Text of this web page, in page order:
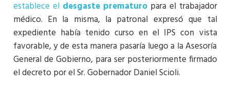
establece el desgaste prematuropara el trabajador
médico. En la misma, la patronal expresó que tal
expediente había tenido curso en el IPS con vista
favorable, y de esta manera pasaría luego a la Asesoría
General de Gobierno, para ser posteriormente firmado
el decreto por el Sr. Gobernador Daniel Scioli.